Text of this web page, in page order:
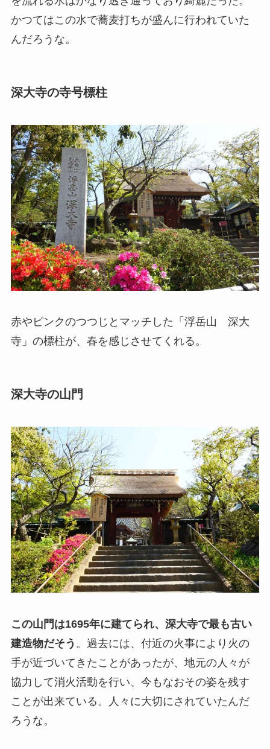
かつてはこの水で蕎麦打ちが盛んに行われていた
んだろうな。
深大寺の寺号標柱
赤やピンクのつつじとマッチした「浮岳山 深大
寺」の標柱が、春を感じさせてくれる。
深大寺の山門
この山門は1695年に建てられ、深大寺で最も古い
建造物だそう 。過去には、付近の火事により火の
手が近づいてきたことがあったが、地元の人々が
協力して消火活動を行い、今もなおその姿を残す
ことが出来ている。人々に大切にされていたんだ
ろうな。